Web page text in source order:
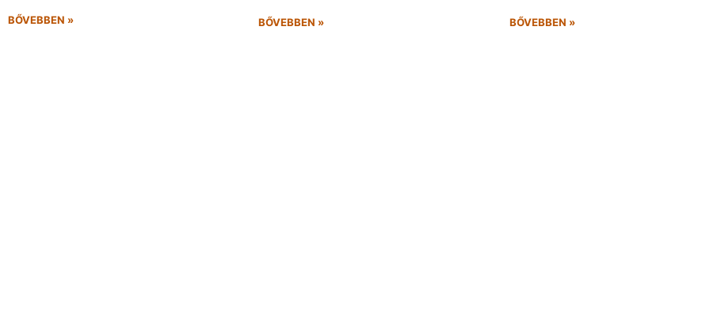
BŐVEBBEN » BŐVEBBEN » BŐVEBBEN »